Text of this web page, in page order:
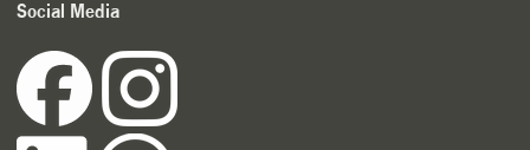
Social Media